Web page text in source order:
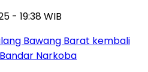
- 19:38 WIB
Bawang Barat kembali
Narkoba